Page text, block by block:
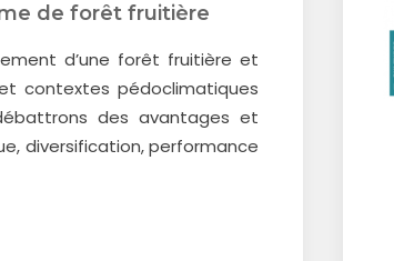
de forêt fruitière
d’une forêt fruitière et
contextes pédoclimatiques
des avantages et
diversification, performance